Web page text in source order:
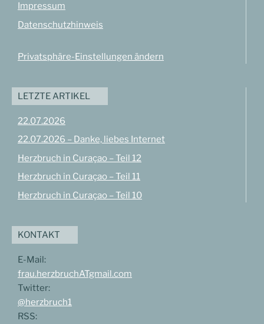
Impressum
Datenschutzhinweis
Privatsphäre-Einstellungen ändern
LETZTE ARTIKEL
22.07.2026
22.07.2026 – Danke, liebes Internet
Herzbruch in Curaçao – Teil 12
Herzbruch in Curaçao – Teil 11
Herzbruch in Curaçao – Teil 10
KONTAKT
E-Mail:
frau.herzbruchATgmail.com
Twitter:
@herzbruch1
RSS: